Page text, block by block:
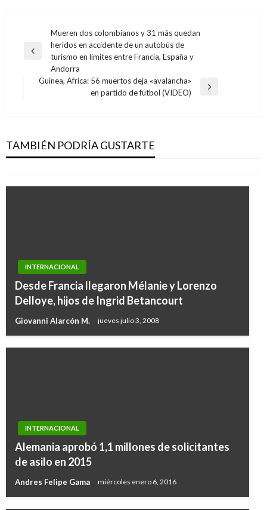
Navegación
de
entradas
Entrada
Mueren dos colombianos y 31 más quedan
heridos en accidente de un autobús de
turismo en límites entre Francia, España y
Andorra
Guinea, Africa: 56 muertos deja «avalancha»
en partido de fútbol (VIDEO)
TAMBIÉN PODRÍA GUSTARTE
mejorar» las relaciones con Rusia
Giovanni Alarcón M. martes mayo 14, 2019
INTERNACIONAL
Desde Francia llegaron Mélanie y Lorenzo
Delloye, hijos de Ingrid Betancourt
Giovanni Alarcón M. jueves julio 3, 2008
INTERNACIONAL
Alemania aprobó 1,1 millones de solicitantes
de asilo en 2015
Andres Felipe Gama miércoles enero 6, 2016